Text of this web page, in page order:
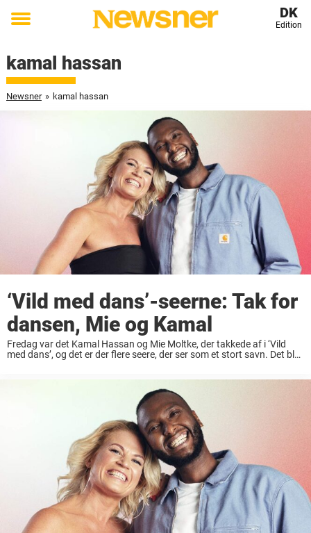
Toggle
DK
Edition
kamal hassan
Newsner » kamal hassan
‘Vild med dans’-seerne: Tak for
dansen, Mie og Kamal
Fredag var det Kamal Hassan og Mie Moltke, der takkede af i ‘Vild
med dans’, og det er der flere seere, der ser som et stort savn. Det blev